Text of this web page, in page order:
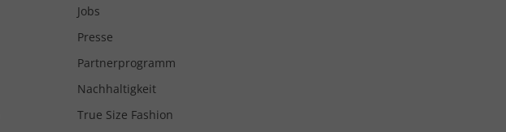
Jobs
Presse
Partnerprogramm
Nachhaltigkeit
True Size Fashion